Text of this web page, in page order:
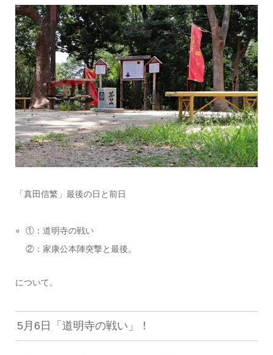
「真田信繁」最後の日と前日
①：道明寺の戦い
②：家康公本陣突撃と最後。
について。
5月6日「道明寺の戦い」！